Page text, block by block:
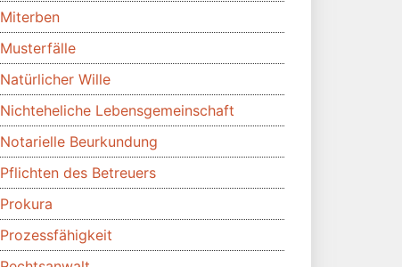
Miterben
Musterfälle
Natürlicher Wille
Nichteheliche Lebensgemeinschaft
Notarielle Beurkundung
Pflichten des Betreuers
Prokura
Prozessfähigkeit